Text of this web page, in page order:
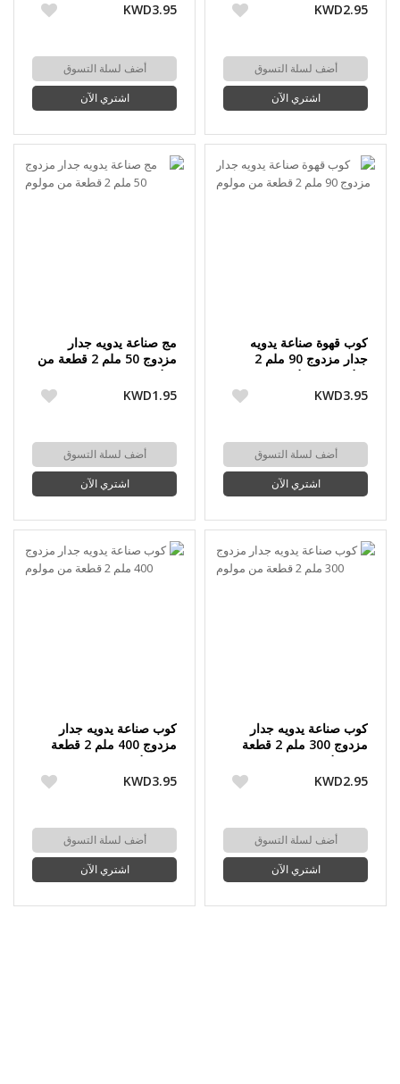
KWD2.95
أضف لسلة التسوق
اشتري الآن
KWD3.95
أضف لسلة التسوق
اشتري الآن
كوب قهوة صناعة يدويه
جدار مزدوج 90 ملم 2
قطعة من مولوم
KWD3.95
أضف لسلة التسوق
اشتري الآن
مج صناعة يدويه جدار
مزدوج 50 ملم 2 قطعة من
مولوم
KWD1.95
أضف لسلة التسوق
اشتري الآن
كوب صناعة يدويه جدار
مزدوج 300 ملم 2 قطعة
من مولوم
KWD2.95
أضف لسلة التسوق
اشتري الآن
كوب صناعة يدويه جدار
مزدوج 400 ملم 2 قطعة
من مولوم
KWD3.95
أضف لسلة التسوق
اشتري الآن